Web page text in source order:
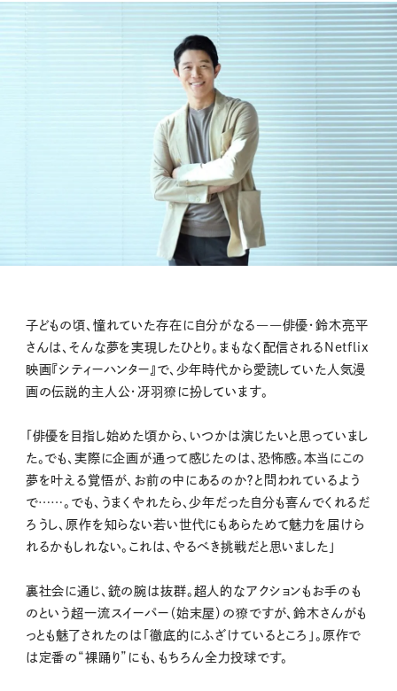
子どもの頃、憧れていた存在に自分がなる――俳優・鈴木亮平
さんは、そんな夢を実現したひとり。まもなく配信されるNetflix
映画『シティーハンター』で、少年時代から愛読していた人気漫
画の伝説的主人公・冴羽獠に扮しています。
「俳優を目指し始めた頃から、いつかは演じたいと思っていまし
た。でも、実際に企画が通って感じたのは、恐怖感。本当にこの
夢を叶える覚悟が、お前の中にあるのか？と問われているよう
で……。でも、うまくやれたら、少年だった自分も喜んでくれるだ
ろうし、原作を知らない若い世代にもあらためて魅力を届けら
れるかもしれない。これは、やるべき挑戦だと思いました」
裏社会に通じ、銃の腕は抜群。超人的なアクションもお手のも
のという超一流スイーパー（始末屋）の獠ですが、鈴木さんがも
っとも魅了されたのは「徹底的にふざけているところ」。原作で
は定番の“裸踊り”にも、もちろん全力投球です。